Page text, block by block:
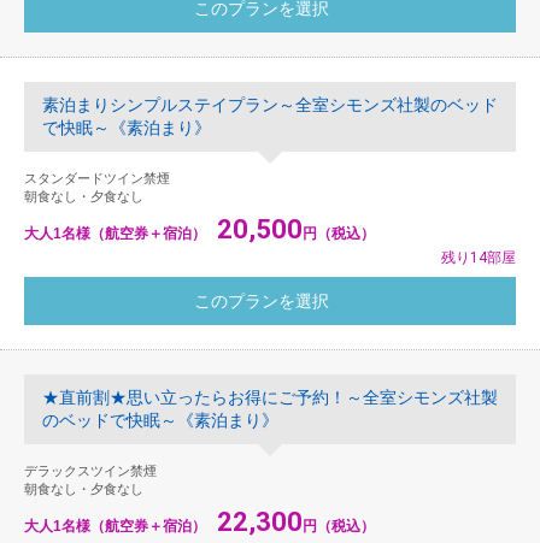
素泊まりシンプルステイプラン～全室シモンズ社製のベッド
で快眠～《素泊まり》
スタンダードツイン禁煙
朝食なし・夕食なし
大人1名様（航空券＋宿泊） 20,500 円（税込）
残り14部屋
★直前割★思い立ったらお得にご予約！～全室シモンズ社製
のベッドで快眠～《素泊まり》
デラックスツイン禁煙
朝食なし・夕食なし
大人1名様（航空券＋宿泊） 22,300 円（税込）